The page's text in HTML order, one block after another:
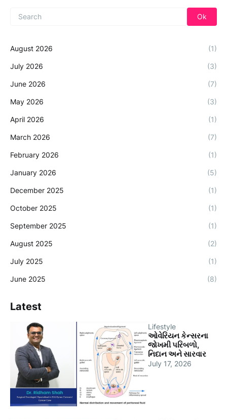
August 2026 (1)
July 2026 (3)
June 2026 (7)
May 2026 (3)
April 2026 (1)
March 2026 (7)
February 2026 (1)
January 2026 (5)
December 2025 (1)
October 2025 (1)
September 2025 (1)
August 2025 (2)
July 2025 (1)
June 2025 (8)
Latest
Lifestyle
ઓવેરિયન કેન્સરના
જોખમી પરિબળો,
નિદાન અને સારવાર
July 17, 2026